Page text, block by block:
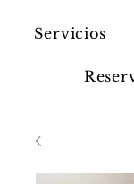
Servicios